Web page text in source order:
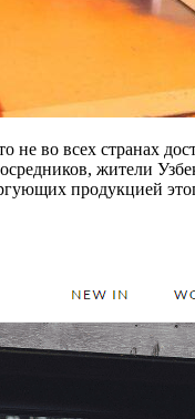
не во всех странах
жители
продукцией